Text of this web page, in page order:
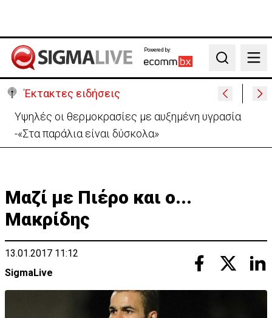
Powered by:
Search
Έκτακτες ειδήσεις
Υψηλές οι θερμοκρασίες με αυξημένη υγρασία
-«Στα παράλια είναι δύσκολα»
Μαζί με Πιέρο και ο...
Μακρίδης
13.01.2017 11:12
SigmaLive